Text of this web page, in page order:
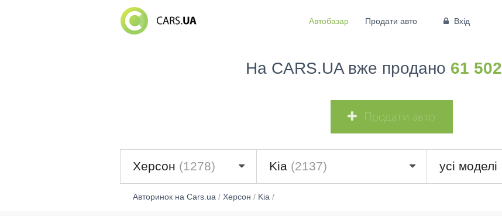
Автобазар Продати авто Вхід
На CARS.UA вже продано 61 502
Продати авто
Херсон (1278) Kia (2137) усі моделі
Авторинок на Cars.ua/ Херсон / Kia/